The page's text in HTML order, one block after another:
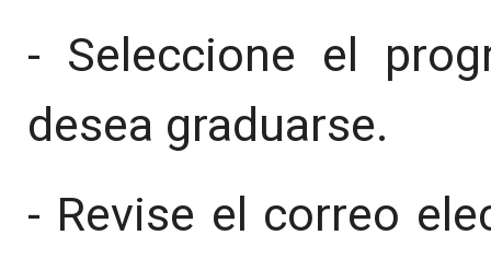
- Seleccione el
desea graduarse.
- Revise el correo